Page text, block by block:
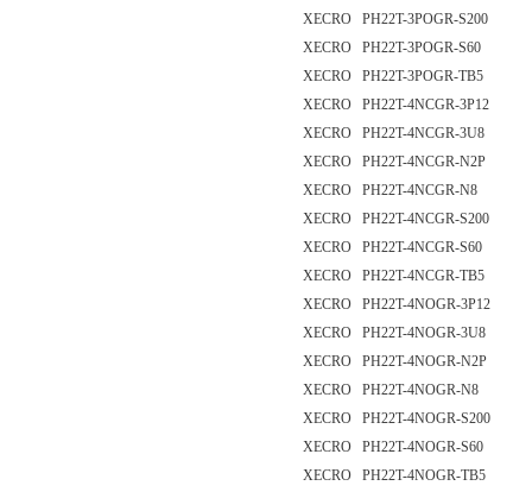
XECRO PH22T-3POGR-S200
XECRO PH22T-3POGR-S60
XECRO PH22T-3POGR-TB5
XECRO PH22T-4NCGR-3P12
XECRO PH22T-4NCGR-3U8
XECRO PH22T-4NCGR-N2P
XECRO PH22T-4NCGR-N8
XECRO PH22T-4NCGR-S200
XECRO PH22T-4NCGR-S60
XECRO PH22T-4NCGR-TB5
XECRO PH22T-4NOGR-3P12
XECRO PH22T-4NOGR-3U8
XECRO PH22T-4NOGR-N2P
XECRO PH22T-4NOGR-N8
XECRO PH22T-4NOGR-S200
XECRO PH22T-4NOGR-S60
XECRO PH22T-4NOGR-TB5